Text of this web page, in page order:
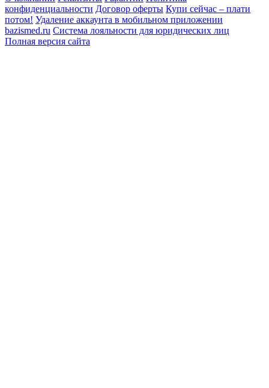
конфиденциальности Договор оферты Купи сейчас – плати
потом! Удаление аккаунта в мобильном приложении
bazismed.ru Система лояльности для юридических лиц
Полная версия сайта